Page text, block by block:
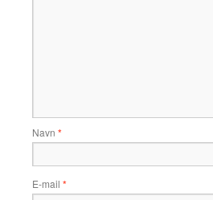
Navn *
E-mail *